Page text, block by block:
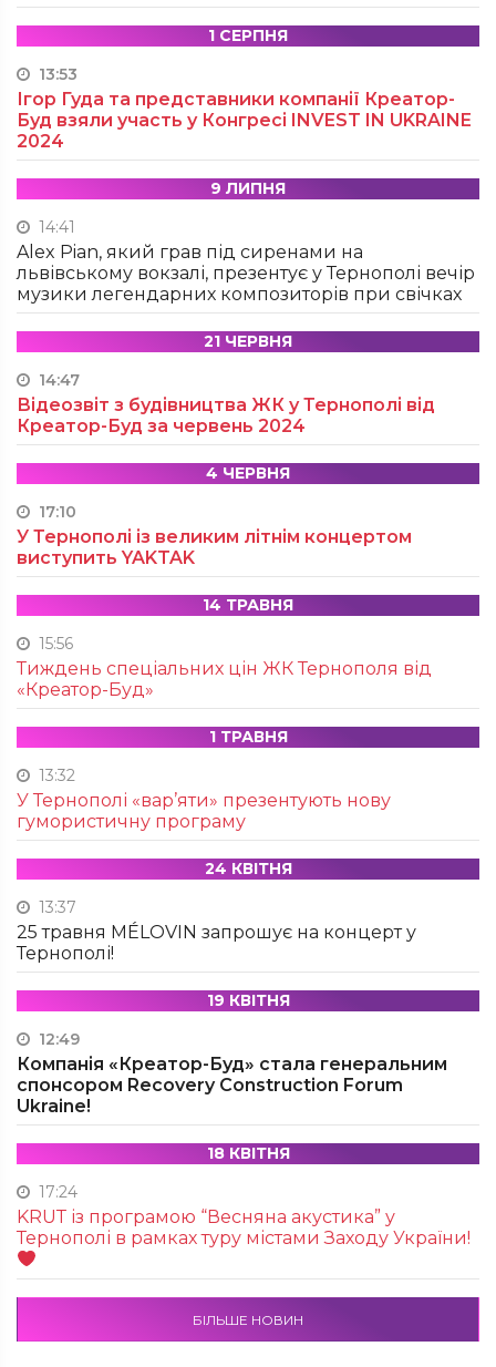
1 СЕРПНЯ
13:53
Ігор Гуда та представники компанії Креатор-
Буд взяли участь у Конгресі INVEST IN UKRAINE
2024
9 ЛИПНЯ
14:41
Alex Pian, який грав під сиренами на
львівському вокзалі, презентує у Тернополі вечір
музики легендарних композиторів при свічках
21 ЧЕРВНЯ
14:47
Відеозвіт з будівництва ЖК у Тернополі від
Креатор-Буд за червень 2024
4 ЧЕРВНЯ
17:10
У Тернополі із великим літнім концертом
виступить YAKTAK
14 ТРАВНЯ
15:56
Тиждень спеціальних цін ЖК Тернополя від
«Креатор-Буд»
1 ТРАВНЯ
13:32
У Тернополі «вар’яти» презентують нову
гумористичну програму
24 КВІТНЯ
13:37
25 травня MÉLOVIN запрошує на концерт у
Тернополі!
19 КВІТНЯ
12:49
Компанія «Креатор-Буд» стала генеральним
спонсором Recovery Construction Forum
Ukraine!
18 КВІТНЯ
17:24
KRUТ із програмою “Весняна акустика” у
Тернополі в рамках туру містами Заходу України!
БІЛЬШЕ НОВИН